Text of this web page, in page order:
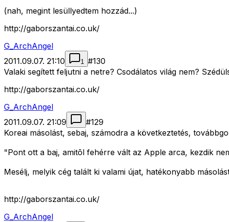
(nah, megint lesüllyedtem hozzád...)
http://gaborszantai.co.uk/
G_ArchAngel
2011.09.07. 21:10
1 #130
Valaki segített feljutni a netre? Csodálatos világ nem?
http://gaborszantai.co.uk/
G_ArchAngel
2011.09.07. 21:09
#129
Koreai másolást, sebaj, számodra a következtetés,
"Pont ott a baj, amitõl fehérre vált az Apple arca, kezdik
Mesélj, melyik cég talált ki valami újat, hatékonyabb
http://gaborszantai.co.uk/
G_ArchAngel